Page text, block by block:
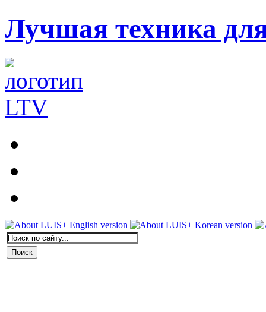
Лучшая техника